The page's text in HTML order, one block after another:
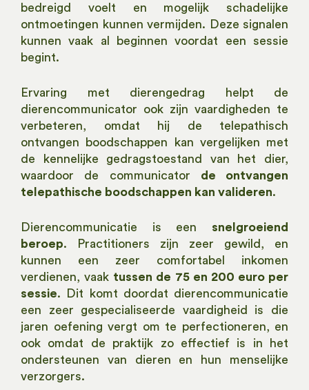
bedreigd voelt en mogelijk schadelijke
ontmoetingen kunnen vermijden. Deze signalen
kunnen vaak al beginnen voordat een sessie
begint.
Ervaring met dierengedrag helpt de
dierencommunicator ook zijn vaardigheden te
verbeteren, omdat hij de telepathisch
ontvangen boodschappen kan vergelijken met
de kennelijke gedragstoestand van het dier,
waardoor de communicator de ontvangen
telepathische boodschappen kan valideren.
Dierencommunicatie is een snelgroeiend
beroep. Practitioners zijn zeer gewild, en
kunnen een zeer comfortabel inkomen
verdienen, vaak tussen de 75 en 200 euro per
sessie. Dit komt doordat dierencommunicatie
een zeer gespecialiseerde vaardigheid is die
jaren oefening vergt om te perfectioneren, en
ook omdat de praktijk zo effectief is in het
ondersteunen van dieren en hun menselijke
verzorgers.